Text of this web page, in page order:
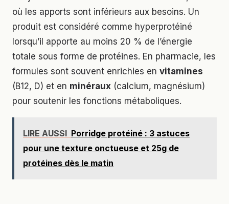
où les apports sont inférieurs aux besoins. Un
produit est considéré comme hyperprotéiné
lorsqu’il apporte au moins 20 % de l’énergie
totale sous forme de protéines. En pharmacie, les
formules sont souvent enrichies en vitamines
(B12, D) et en minéraux (calcium, magnésium)
pour soutenir les fonctions métaboliques.
LIRE AUSSI Porridge protéiné : 3 astuces
pour une texture onctueuse et 25g de
protéines dès le matin